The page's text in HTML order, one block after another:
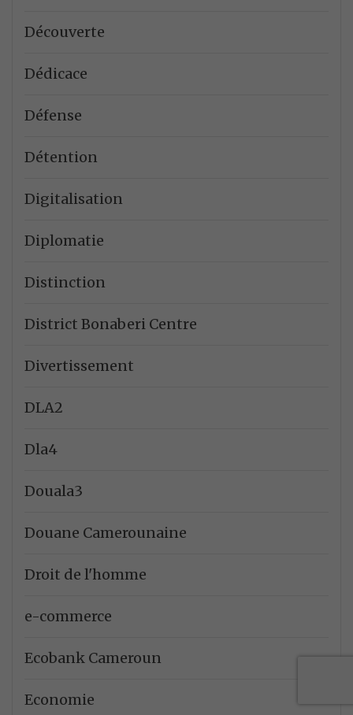
Découverte
Dédicace
Défense
Détention
Digitalisation
Diplomatie
Distinction
District Bonaberi Centre
Divertissement
DLA2
Dla4
Douala3
Douane Camerounaine
Droit de l'homme
e-commerce
Ecobank Cameroun
Economie